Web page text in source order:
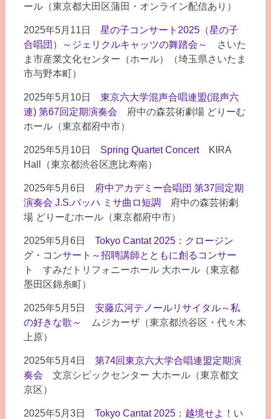
ール（東京都大田区蒲田・オンライン配信あり）
2025年5月11日 星の子コンサート2025（星の子
合唱団）～ジェリクルキャッツの舞踏会～
さいた
ま市産業文化センター（ホール）（埼玉県さいたま
市与野本町）
2025年5月10日 東京六大学混声合唱連盟(混声六
連) 第67回定期演奏会 府中の森芸術劇場 どりーむ
ホール（東京都府中市）
2025年5月10日 Spring Quartet ConcertKIRA
Hall（東京都渋谷区恵比寿南）
2025年5月6日
府中アカデミー合唱団 第37回定期
演奏会 J.S.バッハ ミサ曲ロ短調
府中の森芸術劇
場 どりーむホール（東京都府中市）
2025年5月6日 Tokyo Cantat 2025：クロージン
グ・コンサート～招聘講師とともに創るコンサー
ト
すみだトリフォニーホール 大ホール（東京都
墨田区錦糸町）
2025年5月5日 安藤広河テノールリサイタル～私
の好きな歌～
ムジカーザ（東京都渋谷区・代々木
上原）
2025年5月4日 第74回東京六大学合唱連盟定期演
奏会 文京シビックセンター 大ホール（東京都文
京区）
2025年5月3日 Tokyo Cantat 2025：越境せよ！い